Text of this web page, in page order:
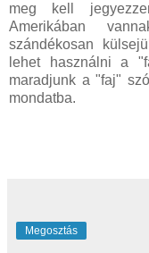
meg kell
Amerikában
szándékosan
lehet használni a
maradjunk a "faj"
mondatba.
Megosztás